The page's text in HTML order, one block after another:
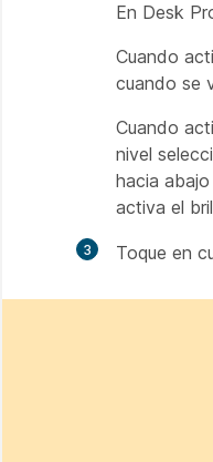
En Desk
Cuando
cuando se
Cuando
nivel
hacia
activa el
3 Toque en